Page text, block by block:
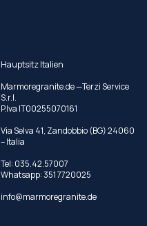
Hauptsitz Italien
Marmoregranite.de —Terzi Service
S.r.l.
P.Iva IT00255070161
Via Selva 41, Zandobbio (BG) 24060
– Italia
Tel: 035.42.57007
Whatsapp:351 7720025
info@marmoregranite.de